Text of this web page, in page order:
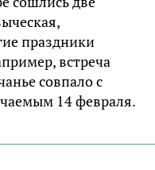
праздники
встреча
совпало с
14 февраля.